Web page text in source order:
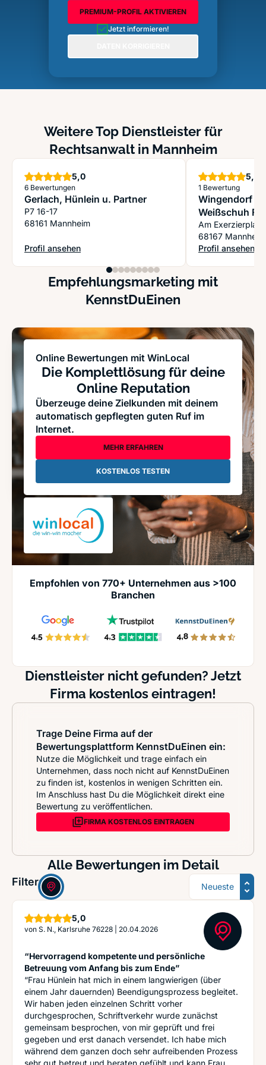
PREMIUM-PROFIL AKTIVIEREN
Jetzt informieren!
Weitere Top Dienstleister für
Rechtsanwalt in Mannheim
5,0Sterne
6 Bewertungen
Gerlach, Hünlein u. Partner
P7 16-17
68161 Mannheim
Profil ansehen
: Gerlach, Hünlein u. Partner
5,0
1 Bewertung
Wingendorf
Weißschuh
Am
68167 Mannheim
Profil ansehen
: Wingendorf
Empfehlungsmarketing mit
KennstDuEinen
Online Bewertungen mit WinLocal
Die Komplettlösung für deine
Online Reputation
Überzeuge deine Zielkunden mit deinem
automatisch gepflegten guten Ruf im
Internet.
MEHR ERFAHREN
KOSTENLOS TESTEN
Empfohlen von 770+ Unternehmen aus >100
Branchen
Dienstleister nicht gefunden? Jetzt
Firma kostenlos eintragen!
Trage Deine Firma auf der
Bewertungsplattform KennstDuEinen ein:
Nutze die Möglichkeit und trage einfach ein
Unternehmen, dass noch nicht auf KennstDuEinen
zu finden ist, kostenlos in wenigen Schritten ein.
Im Anschluss hast Du die Möglichkeit direkt eine
Bewertung zu veröffentlichen.
FIRMA KOSTENLOS EINTRAGEN
Alle Bewertungen im Detail
Filter: Sortierung
5,0Sterne
von S. N., Karlsruhe 76228 20.04.2026
“Hervorragend kompetente und persönliche
Betreuung vom Anfang bis zum Ende”
“Frau Hünlein hat mich in einem langwierigen (über
einem Jahr dauernden) Beendigungsprozess begleitet.
Wir haben jeden einzelnen Schritt vorher
durchgesprochen, Schriftverkehr wurde zunächst
gemeinsam besprochen, von mir geprüft und frei
gegeben und erst danach versendet. Ich habe mich
während dem ganzen doch sehr aufreibenden Prozess
sehr gut betreut und beraten gefühlt und kann Frau